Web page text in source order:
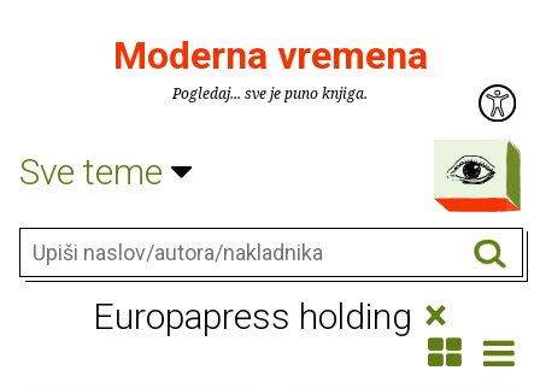
Moderna vremena
Pogledaj... sve je puno knjiga.
Sve teme
Europapress holding ×